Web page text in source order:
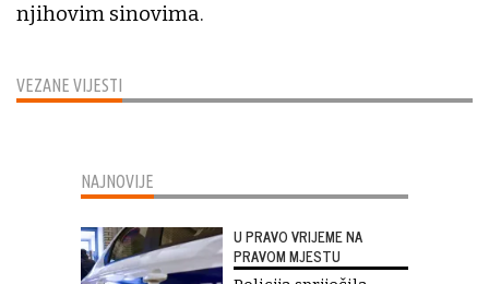
VEZANE VIJESTI
njihovim sinovima.
NAJNOVIJE
U PRAVO VRIJEME NA
PRAVOM MJESTU